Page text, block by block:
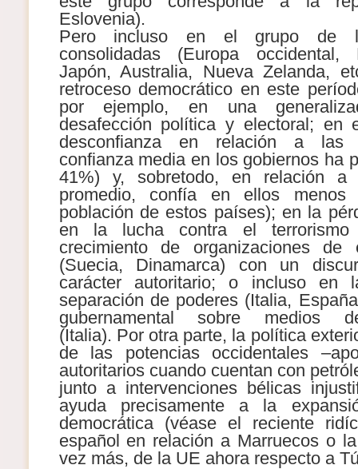
Eslovenia).
Pero incluso en el grupo de
consolidadas (Europa occidental,
Japón, Australia, Nueva Zelanda,
retroceso democrático en este
por ejemplo, en una
desafección política y electoral; en
desconfianza en relación a las
confianza media en los gobiernos ha
41%) y, sobretodo, en relación a
promedio, confía en ellos
población de estos países); en la
en la lucha contra el
crecimiento de organizaciones de
(Suecia, Dinamarca) con un
carácter autoritario; o incluso en
separación de poderes (Italia,
gubernamental sobre medios
(Italia). Por otra parte, la política
de las potencias occidentales
autoritarios cuando cuentan con
junto a intervenciones bélicas
ayuda precisamente a la
democrática (véase el reciente
español en relación a Marruecos o
vez más, de la UE ahora respecto a